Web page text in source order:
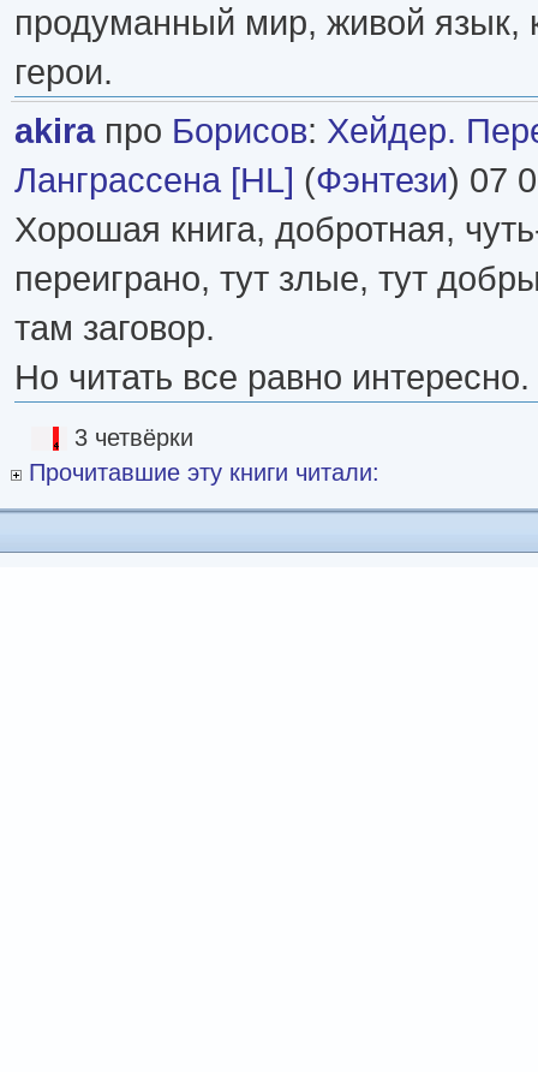
продуманный мир, живой язык,
герои.
akiraпро Борисов: Хейдер.
Ланграссена [HL] (Фэнтези) 07
Хорошая книга, добротная,
переиграно, тут злые, тут
там заговор.
Но читать все равно интересно.
3 четвёрки
Прочитавшие эту книги читали: